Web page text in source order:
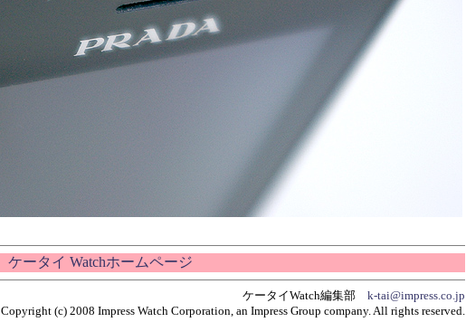
ケータイ Watchホームページ
ケータイWatch編集部 k-tai@impress.co.jp
Copyright (c) 2008 Impress Watch Corporation, an Impress Group company. All rights reserved.